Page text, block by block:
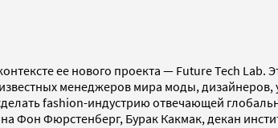
ее нового проекта — Future Tech Lab.
менеджеров мира моды, дизайнеров,
fashion-индустрию отвечающей
Фон Фюрстенберг, Бурак Какмак, декан